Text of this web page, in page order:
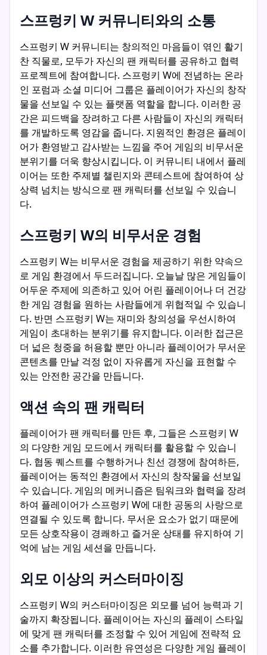
스프렁키 W 커뮤니티와의 소통
스프렁키 W 커뮤니티는 창의적인 마음들이 엮인 활기
찬 직물로, 모두가 자신의 팬 캐릭터를 공유하고 협력
프로젝트에 참여합니다. 스프렁키 W에 전념하는 온라
인 포럼과 소셜 미디어 그룹은 플레이어가 자신의 창작
물을 선보일 수 있는 플랫폼 역할을 합니다. 이러한 공
간은 피드백을 장려하고 다른 사람들이 자신의 캐릭터
를 개발하도록 영감을 줍니다. 지원적인 환경은 플레이
어가 환영받고 감사받는 느낌을 주어 게임의 비무서운
분위기를 더욱 향상시킵니다. 이 커뮤니티 내에서 플레
이어는 또한 주제별 챌린지와 콘테스트에 참여하여 상
상력 넘치는 방식으로 팬 캐릭터를 선보일 수 있습니
다.
스프렁키 W의 비무서운 경험
스프렁키 W는 비무서운 경험을 제공하기 위한 약속으
로 게임 환경에서 두드러집니다. 오늘날 많은 게임들이
어두운 주제에 의존하고 있어 어린 플레이어나 더 건강
한 게임 경험을 원하는 사람들에게 위협적일 수 있습니
다. 반면 스프렁키 W는 재미와 창의성을 우선시하여
게임이 초대하는 분위기를 유지합니다. 이러한 접근은
더 넓은 청중을 허용할 뿐만 아니라 플레이어가 무서운
콘텐츠를 만날 걱정 없이 자유롭게 자신을 표현할 수
있는 안전한 공간을 만듭니다.
액션 속의 팬 캐릭터
플레이어가 팬 캐릭터를 만든 후, 그들은 스프렁키 W
의 다양한 게임 모드에서 캐릭터를 활용할 수 있습니
다. 협동 퀘스트를 수행하거나 친선 경쟁에 참여하든,
플레이어는 동적인 환경에서 자신의 창작물을 선보일
수 있습니다. 게임의 메커니즘은 팀워크와 협력을 장려
하여 플레이어가 스프렁키 W에 대한 공동의 사랑으로
연결될 수 있도록 합니다. 무서운 요소가 없기 때문에
모든 상호작용이 경쾌하고 즐거운 상태를 유지하여 기
억에 남는 게임 세션을 만듭니다.
외모 이상의 커스터마이징
스프렁키 W의 커스터마이징은 외모를 넘어 능력과 기
술까지 확장됩니다. 플레이어는 자신의 플레이 스타일
에 맞게 팬 캐릭터를 조정할 수 있어 게임에 전략적 요
소를 추가합니다. 이러한 유연성은 다양한 게임 플레이